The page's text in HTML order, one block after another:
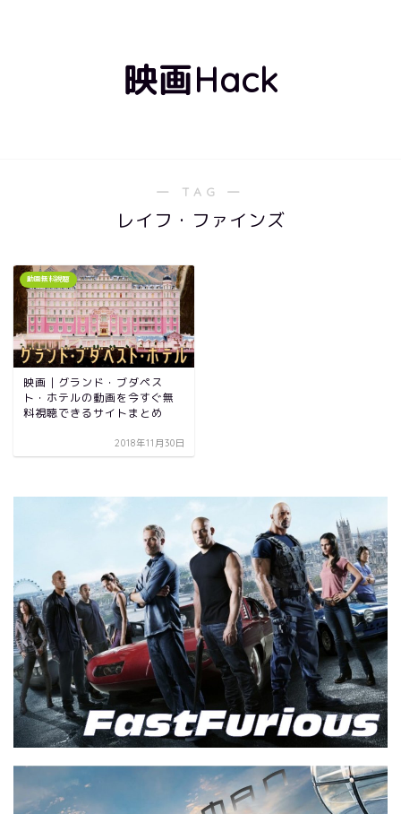
映画Hack
― TAG ―
レイフ・ファインズ
動画無料視聴
映画｜グランド・ブダペス
ト・ホテルの動画を今すぐ無
料視聴できるサイトまとめ
2018年11月30日